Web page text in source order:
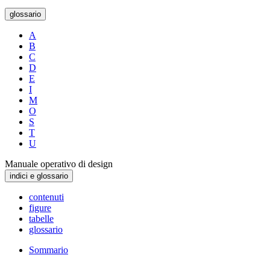
glossario
A
B
C
D
E
I
M
O
S
T
U
Manuale operativo di design
indici e glossario
contenuti
figure
tabelle
glossario
Sommario